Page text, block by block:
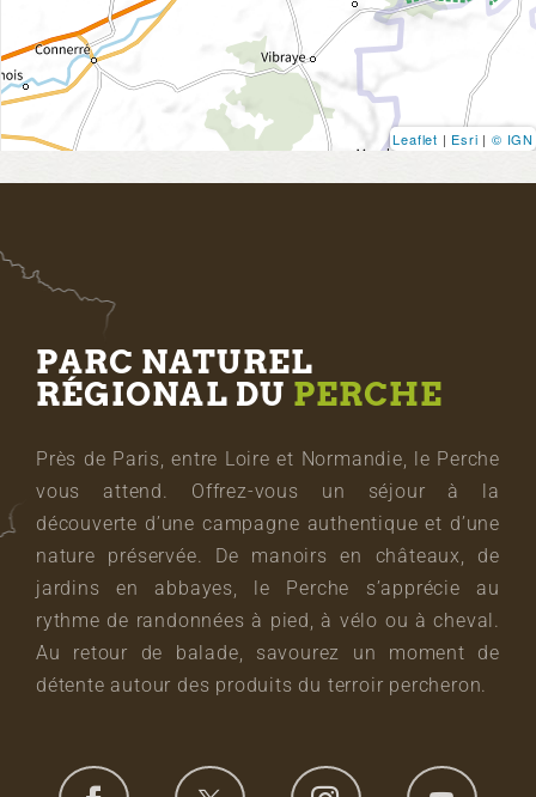
Leaflet | Esri | © IGN
PARC NATUREL
RÉGIONAL DU PERCHE
Près de Paris, entre Loire et Normandie, le Perche
vous attend. Offrez-vous un séjour à la
découverte d’une campagne authentique et d’une
nature préservée. De manoirs en châteaux, de
jardins en abbayes, le Perche s’apprécie au
rythme de randonnées à pied, à vélo ou à cheval.
Au retour de balade, savourez un moment de
détente autour des produits du terroir percheron.